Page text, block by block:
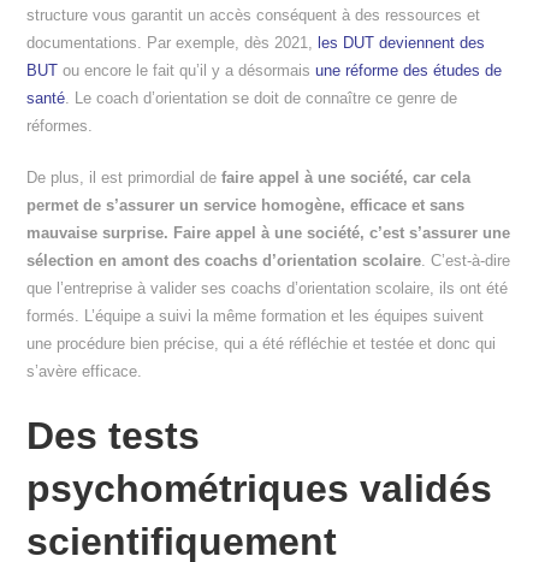
structure vous garantit un accès conséquent à des ressources et
documentations. Par exemple, dès 2021, les DUT deviennent des
BUT ou encore le fait qu’il y a désormais une réforme des études de
santé. Le coach d’orientation se doit de connaître ce genre de
réformes.
De plus, il est primordial de faire appel à une société, car cela
permet de s’assurer un service homogène, efficace et sans
mauvaise surprise. Faire appel à une société, c’est s’assurer une
sélection en amont des coachs d’orientation scolaire. C’est-à-dire
que l’entreprise à valider ses coachs d’orientation scolaire, ils ont été
formés. L’équipe a suivi la même formation et les équipes suivent
une procédure bien précise, qui a été réfléchie et testée et donc qui
s’avère efficace.
Des tests
psychométriques validés
scientifiquement